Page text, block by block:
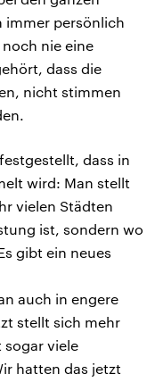
immer persönlich
nie eine
dass die
nicht stimmen
dass in
wird: Man stellt
vielen Städten
ist, sondern wo
gibt ein neues
auch in engere
stellt sich mehr
sogar viele
hatten das jetzt